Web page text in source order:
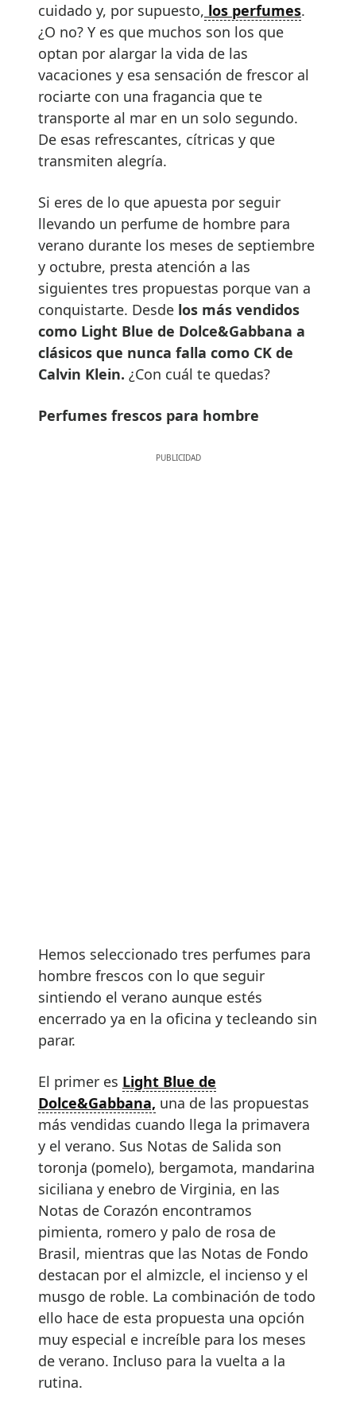
cuidado y, por supuesto, los perfumes.
¿O no? Y es que muchos son los que
optan por alargar la vida de las
vacaciones y esa sensación de frescor al
rociarte con una fragancia que te
transporte al mar en un solo segundo.
De esas refrescantes, cítricas y que
transmiten alegría.
Si eres de lo que apuesta por seguir
llevando un perfume de hombre para
verano durante los meses de septiembre
y octubre, presta atención a las
siguientes tres propuestas porque van a
conquistarte. Desde los más vendidos
como Light Blue de Dolce&Gabbana a
clásicos que nunca falla como CK de
Calvin Klein. ¿Con cuál te quedas?
Perfumes frescos para hombre
Hemos seleccionado tres perfumes para
hombre frescos con lo que seguir
sintiendo el verano aunque estés
encerrado ya en la oficina y tecleando sin
parar.
El primer es Light Blue de
Dolce&Gabbana, una de las propuestas
más vendidas cuando llega la primavera
y el verano. Sus Notas de Salida son
toronja (pomelo), bergamota, mandarina
siciliana y enebro de Virginia, en las
Notas de Corazón encontramos
pimienta, romero y palo de rosa de
Brasil, mientras que las Notas de Fondo
destacan por el almizcle, el incienso y el
musgo de roble. La combinación de todo
ello hace de esta propuesta una opción
muy especial e increíble para los meses
de verano. Incluso para la vuelta a la
rutina.